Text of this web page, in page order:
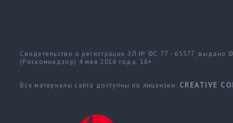
Свидетельство о регистрации ЭЛ № ФС 77 - 65577, выдано
(Роскомнадзор) 4 мая 2016 года. 16+
Все материалы сайта доступны по лицензии: CREATIVE